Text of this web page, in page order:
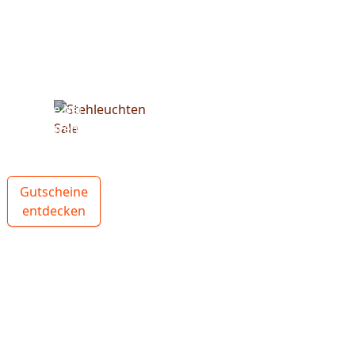
Spare bei
unseren
Gutscheine
entdecken